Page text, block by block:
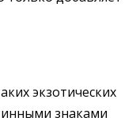
экзотических
знаками